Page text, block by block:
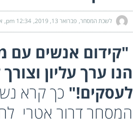
לשכת המסחר פברואר 13, 2019 12:34 pm
"קידום אנשים עם
הנו ערך עליון וצורך
לעסקים!" כך קרא
המסחרדרור אטרי